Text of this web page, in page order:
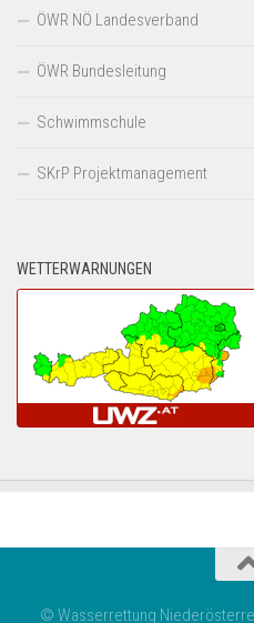
ÖWR NÖ Landesverband
ÖWR Bundesleitung
Schwimmschule
SKrP Projektmanagement
WETTERWARNUNGEN
© Wasserrettung